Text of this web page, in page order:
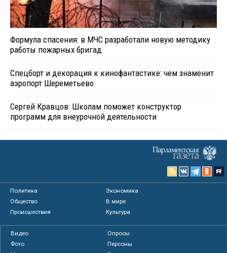
Формула спасения: в МЧС разработали новую методику
работы пожарных бригад
Спецборт и декорация к кинофантастике: чем знаменит
аэропорт Шереметьево
Сергей Кравцов: Школам поможет конструктор
программ для внеурочной деятельности
Политика
Экономика
Общество
В мире
Происшествия
Культура
Видео
Опросы
Фото
Персоны